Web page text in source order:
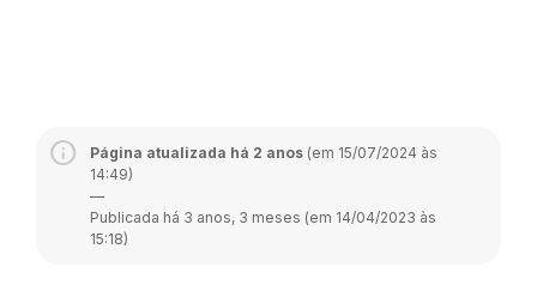
Página atualizada há 2 anos (em 15/07/2024 às
14:49)
—
Publicada há 3 anos, 3 meses (em 14/04/2023 às
15:18)